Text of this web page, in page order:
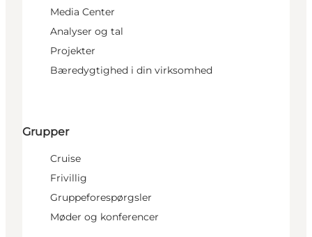
Media Center
Analyser og tal
Projekter
Bæredygtighed i din virksomhed
Grupper
Cruise
Frivillig
Gruppeforespørgsler
Møder og konferencer